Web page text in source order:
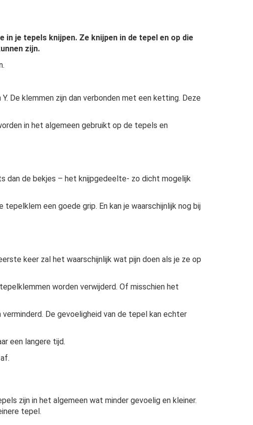
je tepels knijpen. Ze knijpen in de tepel en op die
zijn.
De klemmen zijn dan verbonden met een ketting. Deze
in het algemeen gebruikt op de tepels en
dan de bekjes – het knijpgedeelte- zo dicht mogelijk
een goede grip. En kan je waarschijnlijk nog bij
keer zal het waarschijnlijk wat pijn doen als je ze op
worden verwijderd. Of misschien het
De gevoeligheid van de tepel kan echter
een langere tijd.
zijn in het algemeen wat minder gevoelig en kleiner.
tepel.